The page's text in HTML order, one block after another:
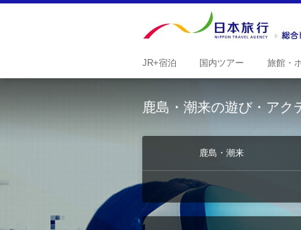
JR+宿泊 国内ツアー 旅館・
鹿島・潮来の遊び・アク
鹿島・潮来